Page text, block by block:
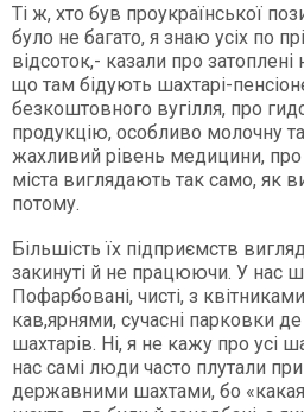
Ті ж, хто був проукраїнської
було не багато, я знаю усіх по
відсоток,- казали про затоплені
що там бідують шахтарі-
безкоштовного вугілля, про
продукцію, особливо молочну
жахливий рівень медицини, про
міста виглядають так само, як
потому.
Більшість їх підприємств
закинуті й не працюючи. У нас
Пофарбовані, чисті, з
кав,ярнями, сучасні парковки де
шахтарів. Ні, я не кажу про усі
нас самі люди часто плутали
державними шахтами, бо